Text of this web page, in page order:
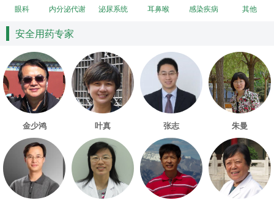
眼科 内分泌代谢 泌尿系统 耳鼻喉 感染疾病 其他
安全用药专家
金少鸿 叶真 张志 朱曼